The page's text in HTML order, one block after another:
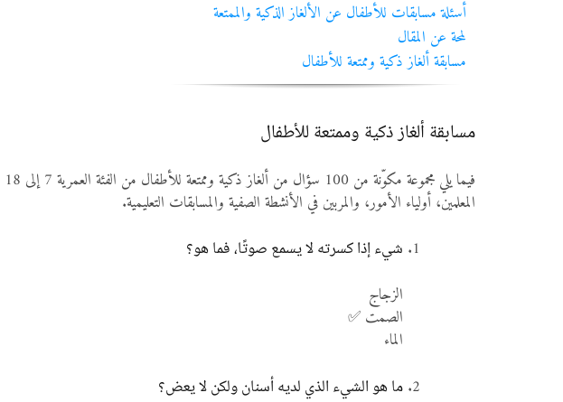
أسئلة مسابقات للأطفال عن الألغاز الذكية والممتعة
لمحة عن المقال
مسابقة ألغاز ذكية وممتعة للأطفال
مسابقة ألغاز ذكية وممتعة للأطفال
المعلمين، أولياء الأمور، والمربين في الأنشطة الصفية والمسابقات التعليمية.
شيء إذا كسرته لا يسمع صوتًا، فما هو؟
الزجاج
الصمت ✅
الماء
ما هو الشيء الذي لديه أسنان ولكن لا يعض؟